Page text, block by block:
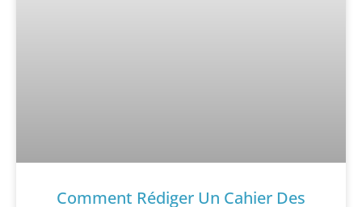
Comment Rédiger Un Cahier Des